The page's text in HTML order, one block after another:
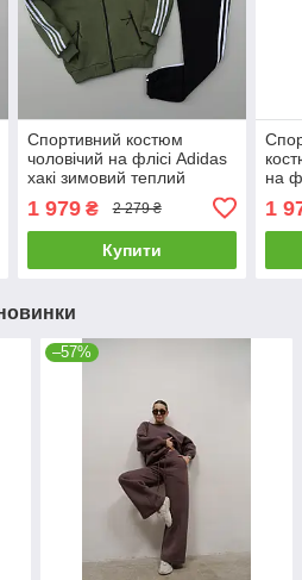
Спортивний костюм
чоловічий на флісі Adidas
хакі зимовий теплий
комплект олімпійка штани
адідас
1 979₴ 2 279 ₴
Купити
на
1
–57%